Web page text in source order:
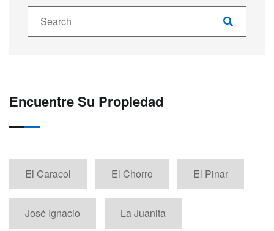
Encuentre Su Propiedad
El Caracol El Chorro El Pinar
José Ignacio La Juanita